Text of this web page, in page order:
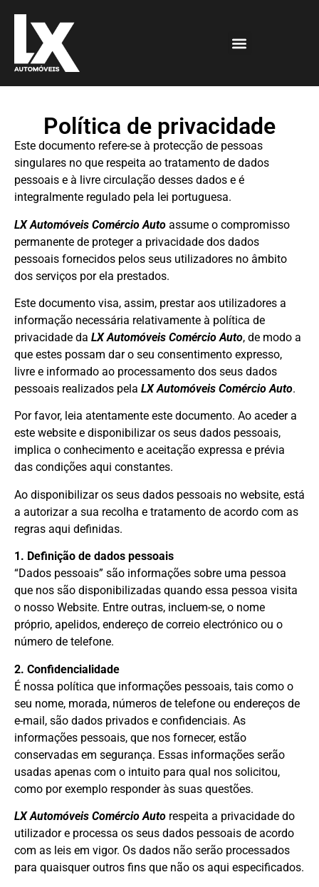
Política de privacidade
Este documento refere-se à protecção de pessoas
singulares no que respeita ao tratamento de dados
pessoais e à livre circulação desses dados e é
integralmente regulado pela lei portuguesa.
LX Automóveis Comércio Auto assume o compromisso
permanente de proteger a privacidade dos dados
pessoais fornecidos pelos seus utilizadores no âmbito
dos serviços por ela prestados.
Este documento visa, assim, prestar aos utilizadores a
informação necessária relativamente à política de
privacidade da LX Automóveis Comércio Auto, de modo a
que estes possam dar o seu consentimento expresso,
livre e informado ao processamento dos seus dados
pessoais realizados pela LX Automóveis Comércio Auto.
Por favor, leia atentamente este documento. Ao aceder a
este website e disponibilizar os seus dados pessoais,
implica o conhecimento e aceitação expressa e prévia
das condições aqui constantes.
Ao disponibilizar os seus dados pessoais no website, está
a autorizar a sua recolha e tratamento de acordo com as
regras aqui definidas.
1. Definição de dados pessoais
“Dados pessoais” são informações sobre uma pessoa
que nos são disponibilizadas quando essa pessoa visita
o nosso Website. Entre outras, incluem-se, o nome
próprio, apelidos, endereço de correio electrónico ou o
número de telefone.
2. Confidencialidade
É nossa política que informações pessoais, tais como o
seu nome, morada, números de telefone ou endereços de
e-mail, são dados privados e confidenciais. As
informações pessoais, que nos fornecer, estão
conservadas em segurança. Essas informações serão
usadas apenas com o intuito para qual nos solicitou,
como por exemplo responder às suas questões.
LX Automóveis Comércio Auto respeita a privacidade do
utilizador e processa os seus dados pessoais de acordo
com as leis em vigor. Os dados não serão processados
para quaisquer outros fins que não os aqui especificados.